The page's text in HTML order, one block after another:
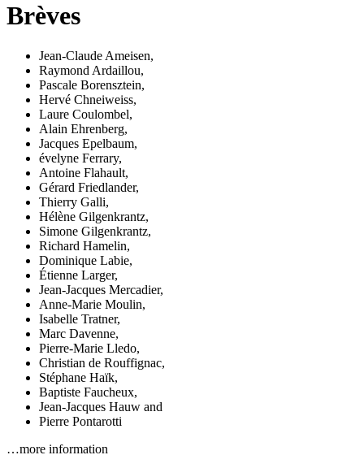
Brèves
Jean-Claude Ameisen,
Raymond Ardaillou,
Pascale Borensztein,
Hervé Chneiweiss,
Laure Coulombel,
Alain Ehrenberg,
Jacques Epelbaum,
évelyne Ferrary,
Antoine Flahault,
Gérard Friedlander,
Thierry Galli,
Hélène Gilgenkrantz,
Simone Gilgenkrantz,
Richard Hamelin,
Dominique Labie,
Étienne Larger,
Jean-Jacques Mercadier,
Anne-Marie Moulin,
Isabelle Tratner,
Marc Davenne,
Pierre-Marie Lledo,
Christian de Rouffignac,
Stéphane Haïk,
Baptiste Faucheux,
Jean-Jacques Hauw and
Pierre Pontarotti
…more information